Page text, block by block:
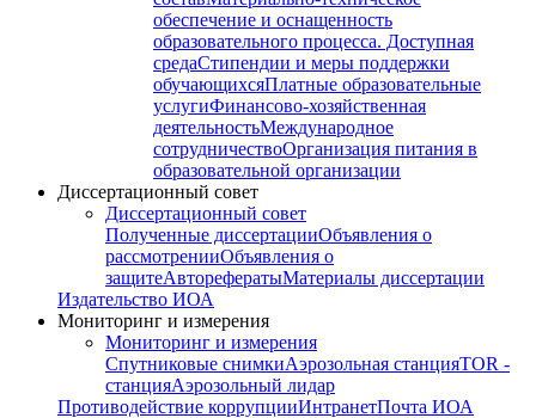
обеспечение и оснащенность
образовательного процесса. Доступная
средаСтипендии и меры поддержки
обучающихсяПлатные образовательные
услугиФинансово-хозяйственная
деятельностьМеждународное
сотрудничествоОрганизация питания в
образовательной организации
Диссертационный совет
Диссертационный совет
Полученные диссертацииОбъявления о
рассмотренииОбъявления о
защитеАвторефератыМатериалы диссертации
Издательство ИОА
Мониторинг и измерения
Мониторинг и измерения
Спутниковые снимкиАэрозольная станцияTOR -
станцияАэрозольный лидар
Противодействие коррупцииИнтранетПочта ИОА